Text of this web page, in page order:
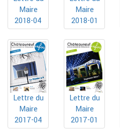
Maire
2018-04
Maire
2018-01
Lettre du
Maire
2017-04
Lettre du
Maire
2017-01